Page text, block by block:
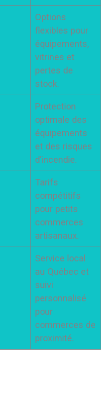
Options
flexibles pour
équipements,
vitrines et
pertes de
stock.
Protection
optimale des
équipements
et des risques
d’incendie.
Tarifs
compétitifs
pour petits
commerces
artisanaux.
Service local
au Québec et
suivi
personnalisé
pour
commerces de
proximité.